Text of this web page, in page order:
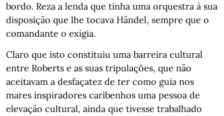
bordo. Reza a lenda que tinha uma orquestra à sua
disposição que lhe tocava Händel, sempre que o
comandante o exigia.
Claro que isto constituiu uma barreira cultural
entre Roberts e as suas tripulações, que não
aceitavam a desfaçatez de ter como guia nos
mares inspiradores caribenhos uma pessoa de
elevação cultural, ainda que tivesse trabalhado